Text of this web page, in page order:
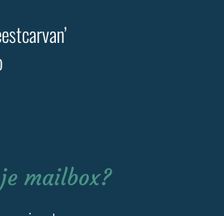
mailbox?